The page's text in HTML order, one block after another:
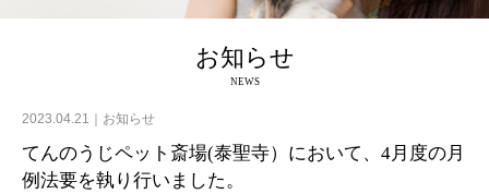
お知らせ
NEWS
2023.04.21 お知らせ
てんのうじペット斎場(泰聖寺）において、4月度の月
例法要を執り行いました。